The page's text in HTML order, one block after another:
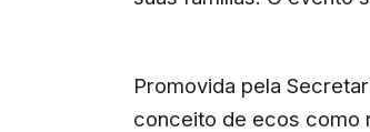
Promovida pela
conceito de ecos como